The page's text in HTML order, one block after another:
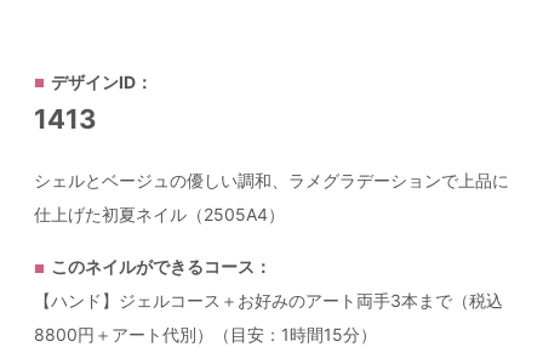
デザインID：
1413
シェルとベージュの優しい調和、ラメグラデーションで上品に
仕上げた初夏ネイル（2505A4）
このネイルができるコース：
【ハンド】ジェルコース＋お好みのアート両手3本まで（税込
8800円＋アート代別）（目安：1時間15分）